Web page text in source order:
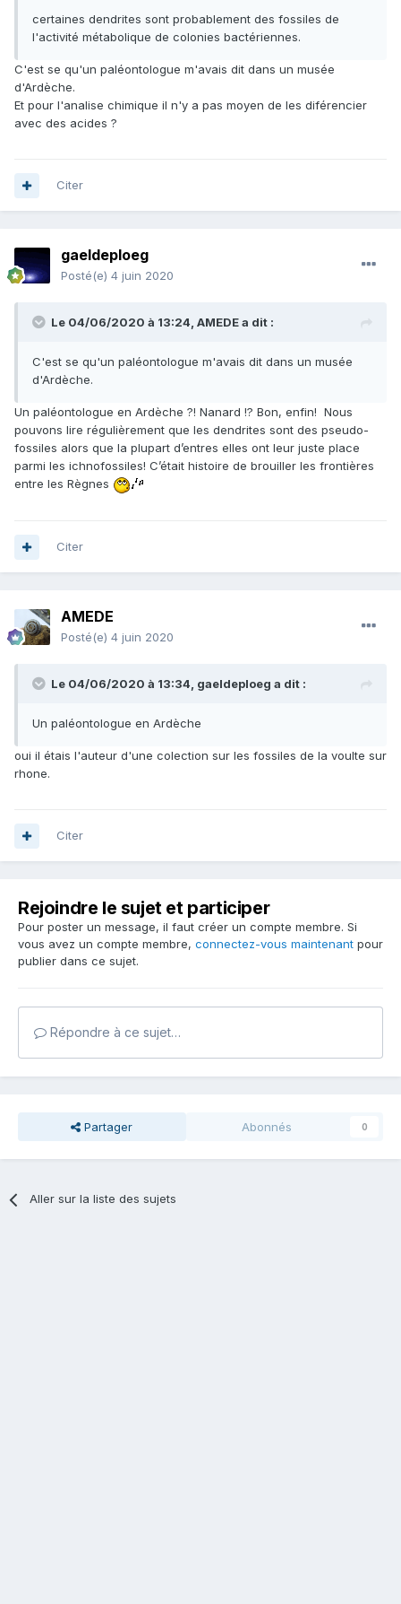
certaines dendrites sont probablement des fossiles de
l'activité métabolique de colonies bactériennes.
C'est se qu'un paléontologue m'avais dit dans un musée
d'Ardèche.
Et pour l'analise chimique il n'y a pas moyen de les diférencier
avec des acides ?
Citer
gaeldeploeg
Posté(e) 4 juin 2020
Le 04/06/2020 à 13:24, AMEDEa dit :
C'est se qu'un paléontologue m'avais dit dans un musée
d'Ardèche.
Un paléontologue en Ardèche ?! Nanard !? Bon, enfin! Nous
pouvons lire régulièrement que les dendrites sont des pseudo-
fossiles alors que la plupart d’entres elles ont leur juste place
parmi les ichnofossiles! C’était histoire de brouiller les frontières
entre les Règnes
Citer
AMEDE
Posté(e) 4 juin 2020
Le 04/06/2020 à 13:34, gaeldeploeg a dit :
Un paléontologue en Ardèche
oui il étais l'auteur d'une colection sur les fossiles de la voulte sur
rhone.
Citer
Rejoindre le sujet et participer
Pour poster un message, il faut créer un compte membre. Si
vous avez un compte membre, connectez-vous maintenant pour
publier dans ce sujet.
Répondre à ce sujet…
Partager Abonnés 0
Aller sur la liste des sujets